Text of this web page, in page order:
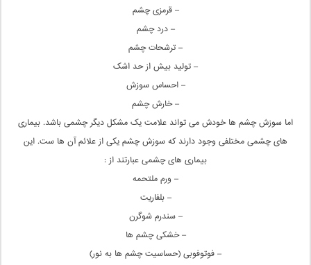
– قرمزی چشم
– درد چشم
– ترشحات چشم
– تولید بیش از حد اشک
– احساس سوزش
– خارش چشم
اما سوزش چشم ها خودش می تواند علامت یک مشکل دیگر چشمی باشد. بیماری
های چشمی مختلفی وجود دارند که سوزش چشم یکی از علائم آن ها ست. این
بیماری های چشمی عبارتند از :
– ورم ملتحمه
– بلفاریت
– سندرم شوگرن
– خشکی چشم ها
– فوتوفوبی (حساسیت چشم ها به نور)